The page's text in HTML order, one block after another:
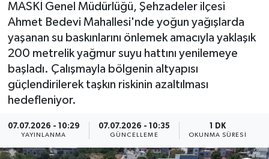
MASKİ Genel Müdürlüğü, Şehzadeler ilçesi
Ahmet Bedevi Mahallesi'nde yoğun yağışlarda
yaşanan su baskınlarını önlemek amacıyla yaklaşık
200 metrelik yağmur suyu hattını yenilemeye
başladı. Çalışmayla bölgenin altyapısı
güçlendirilerek taşkın riskinin azaltılması
hedefleniyor.
07.07.2026 - 10:29
YAYINLANMA
07.07.2026 - 10:35
GÜNCELLEME
1 DK
OKUNMA SÜRESI
Canlı Maç
ÇEVRE
Dış Haberler
Son Dakika Haberleri